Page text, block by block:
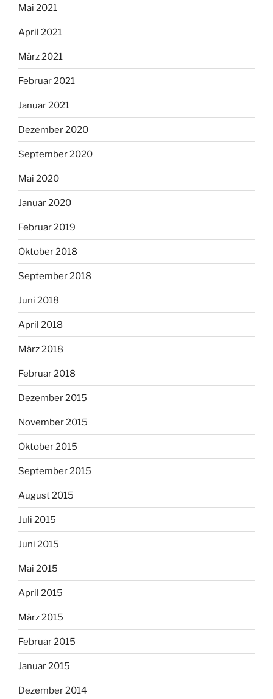
Mai 2021
April 2021
März 2021
Februar 2021
Januar 2021
Dezember 2020
September 2020
Mai 2020
Januar 2020
Februar 2019
Oktober 2018
September 2018
Juni 2018
April 2018
März 2018
Februar 2018
Dezember 2015
November 2015
Oktober 2015
September 2015
August 2015
Juli 2015
Juni 2015
Mai 2015
April 2015
März 2015
Februar 2015
Januar 2015
Dezember 2014